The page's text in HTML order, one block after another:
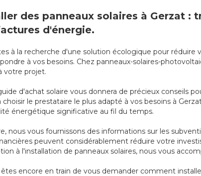
des panneaux solaires à Gerzat
d'énergie.
à la recherche d'une solution écologique pour
à vos besoins. Chez panneaux-solaires-
votre projet.
d'achat solaire vous donnera de précieux conseils
choisir le prestataire le plus adapté à vos besoins à
énergétique significative au fil du temps.
nous vous fournissons des informations sur les
peuvent considérablement réduire votre
à l'installation de panneaux solaires, nous vous
êtes encore en train de vous demander comment